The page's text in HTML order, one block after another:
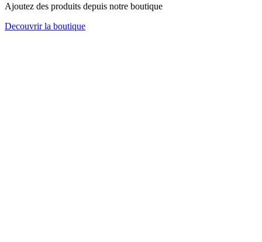
Ajoutez des produits depuis notre boutique
Decouvrir la boutique